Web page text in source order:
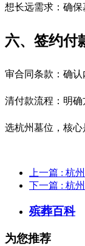
想长远需求：确保
六、签约付
审合同条款：确认
清付款流程：明确
选杭州墓位，核
上一篇 : 杭
下一篇 : 杭
殡葬百科
为您推荐